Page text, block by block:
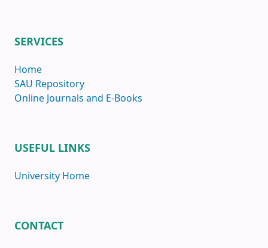
SERVICES
Home
SAU Repository
Online Journals and E-Books
USEFUL LINKS
University Home
CONTACT